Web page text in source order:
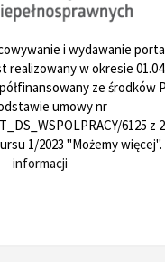
i wydawanie
realizowany w okresie
ze środków
umowy nr
6125 z
1/2023 "Możemy więcej".
informacji